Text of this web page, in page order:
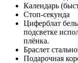
Календарь
Стоп-секунда
Циферблат
подсветке
плёнка.
Браслет
Подарочная